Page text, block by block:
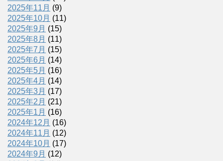
2025年11月 (9)
2025年10月 (11)
2025年9月 (15)
2025年8月 (11)
2025年7月 (15)
2025年6月 (14)
2025年5月 (16)
2025年4月 (14)
2025年3月 (17)
2025年2月 (21)
2025年1月 (16)
2024年12月 (16)
2024年11月 (12)
2024年10月 (17)
2024年9月 (12)